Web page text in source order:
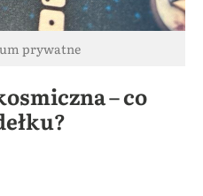
prywatne
– co